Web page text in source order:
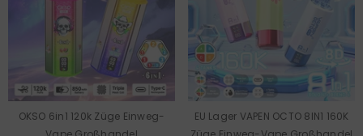
OKSO 6in1 120k Züge Einweg-
EU Lager VAPEN OCTO 8IN1 160K